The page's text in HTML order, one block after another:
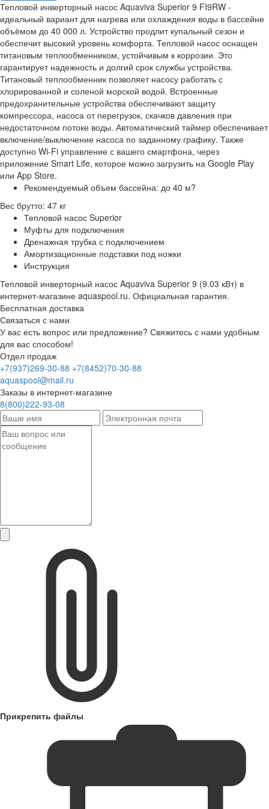
Тепловой инверторный насос Aquaviva Superior 9 FI9RW -
идеальный вариант для нагрева или охлаждения воды в бассейне
объёмом до 40 000 л. Устройство продлит купальный сезон и
обеспечит высокий уровень комфорта. Тепловой насос оснащен
титановым теплообменником, устойчивым к коррозии. Это
гарантирует надежность и долгий срок службы устройства.
Титановый теплообменник позволяет насосу работать с
хлорированной и соленой морской водой. Встроенные
предохранительные устройства обеспечивают защиту
компрессора, насоса от перегрузок, скачков давления при
недостаточном потоке воды. Автоматический таймер обеспечивает
включение/выключение насоса по заданному графику. Также
доступно Wi-Fi управление с вашего смартфона, через
приложение Smart Life, которое можно загрузить на Google Play
или App Store.
Рекомендуемый объем бассейна: до 40 м?
Вес брутто: 47 кг
Тепловой насос Superior
Муфты для подключения
Дренажная трубка с подключением
Амортизационные подставки под ножки
Инструкция
Тепловой инверторный насос Aquaviva Superior 9 (9.03 кВт) в
интернет-магазине aquaspool.ru. Официальная гарантия.
Бесплатная доставка
Связаться с нами
У вас есть вопрос или предложение? Свяжитесь с нами удобным
для вас способом!
Отдел продаж
+7(937)269-30-88 +7(8452)70-30-88
aquaspool@mail.ru
Заказы в интернет-магазине
8(800)222-93-08
Прикрепить файлы